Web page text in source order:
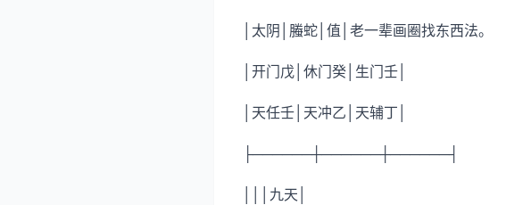
│太阴│螣蛇│值│老一辈画圈找东西法。
│开门戊│休门癸│生门壬│
│天任壬│天冲乙│天辅丁│
├──────┼──────┼──────┤
│││九天│